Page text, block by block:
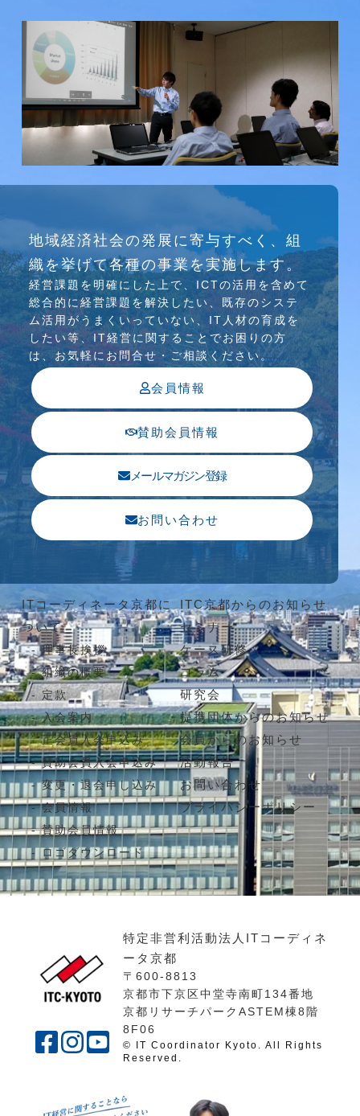
介護ソリューション研究会、WEB/SNS研究会を
行っています
地域経済社会の発展に寄与すべく、組
織を挙げて各種の事業を実施します。
経営課題を明確にした上で、ICTの活⽤を含めて
総合的に経営課題を解決したい、既存のシステ
ム活⽤がうまくいっていない、IT⼈材の育成を
したい等、IT経営に関することでお困りの⽅
は、お気軽にお問合せ・ご相談ください。
会員情報
賛助会員情報
メールマガジン登録
お問い合わせ
ITコーディネータ京都に
ついて
理事長挨拶
組織の概要
定款
入会案内
正会員入会申込み
賛助会員入会申込み
変更・退会申し込み
会員情報
賛助会員情報
ロゴダウンロード
ITC京都からのお知らせ
セミナー
ケース研修
コラム
研究会
提携団体からのお知らせ
会員からのお知らせ
活動報告
お問い合わせ
プライバシーポリシー
特定非営利活動法人ITコーディネ
ータ京都
〒600-8813
京都市下京区中堂寺南町134番地
京都リサーチパークASTEM棟8階
8F06
© IT Coordinator Kyoto. All Rights
Reserved.